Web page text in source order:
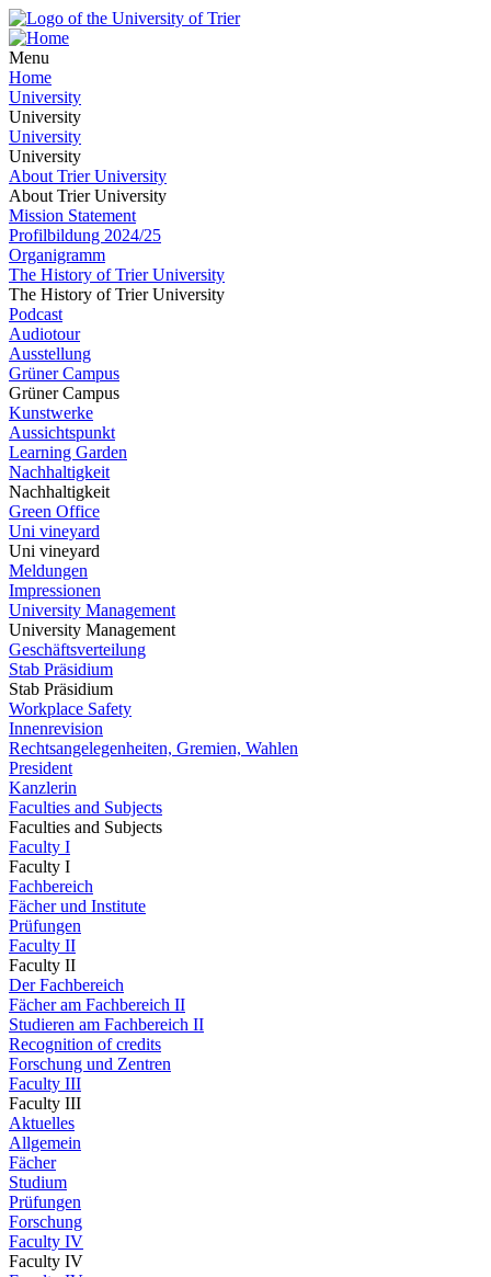
Menu
Home
University
University
University
University
About Trier University
About Trier University
Mission Statement
Profilbildung 2024/25
Organigramm
The History of Trier University
The History of Trier University
Podcast
Audiotour
Ausstellung
Grüner Campus
Grüner Campus
Kunstwerke
Aussichtspunkt
Learning Garden
Nachhaltigkeit
Nachhaltigkeit
Green Office
Uni vineyard
Uni vineyard
Meldungen
Impressionen
University Management
University Management
Geschäftsverteilung
Stab Präsidium
Stab Präsidium
Workplace Safety
Innenrevision
Rechtsangelegenheiten, Gremien, Wahlen
President
Kanzlerin
Faculties and Subjects
Faculties and Subjects
Faculty I
Faculty I
Fachbereich
Fächer und Institute
Prüfungen
Faculty II
Faculty II
Der Fachbereich
Fächer am Fachbereich II
Studieren am Fachbereich II
Recognition of credits
Forschung und Zentren
Faculty III
Faculty III
Aktuelles
Allgemein
Fächer
Studium
Prüfungen
Forschung
Faculty IV
Faculty IV